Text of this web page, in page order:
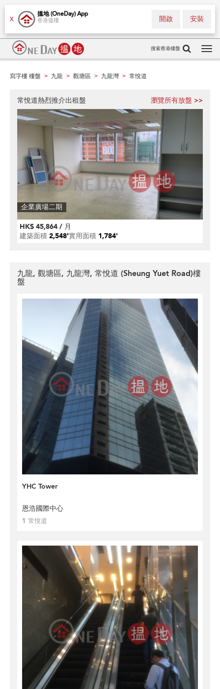
X
搵地 (OneDay) App
香港搵樓 安裝
開啟
搜索香港樓盤
寫字樓 樓盤 > 九龍 > 觀塘區 > 九龍灣 > 常悅道
常悅道熱烈推介出租盤 瀏覽所有放盤 >>
企業廣場二期
HK$ 45,864 / 月
建築面積 2,548'實用面積 1,784'
九龍, 觀塘區, 九龍灣, 常悅道 (Sheung Yuet Road)樓
盤
YHC Tower
恩浩國際中心
1 常悅道